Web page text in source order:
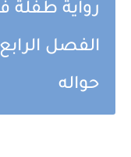
رواية
الفصل
حواله